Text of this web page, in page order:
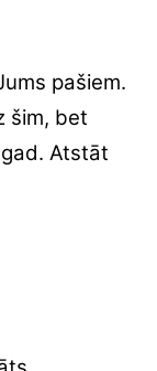
pašiem.
šim, bet
Atstāt